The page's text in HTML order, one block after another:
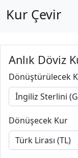
Kur Çevir
Anlık Döviz
Dönüştürülecek
Dönüşecek Kur